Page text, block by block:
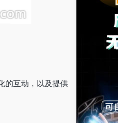
的互动，以及提供